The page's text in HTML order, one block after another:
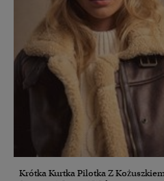
Krótka Kurtka Pilotka Z